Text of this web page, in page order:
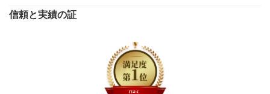
信頼と実績の証